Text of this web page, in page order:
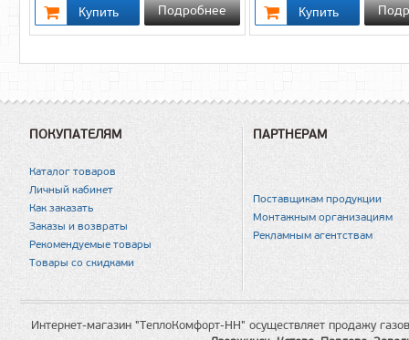
Подробнее
ПОКУПАТЕЛЯМ
Каталог товаров
Личный кабинет
Как заказать
Заказы и возвраты
Рекомендуемые товары
Товары со скидками
ПАРТНЕРАМ
Поставщикам продукции
Монтажным организациям
Рекламным агентствам
Интернет-магазин "ТеплоКомфорт-НН" осуществляет продажу